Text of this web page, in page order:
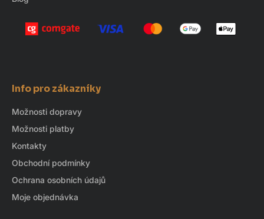
Info pro zákazníky
Možnosti dopravy
Možnosti platby
Kontakty
Obchodní podmínky
Ochrana osobních údajů
Moje objednávka